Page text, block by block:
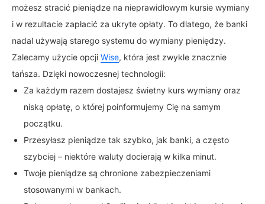
możesz stracić pieniądze na nieprawidłowym kursie wymiany
i w rezultacie zapłacić za ukryte opłaty. To dlatego, że banki
nadal używają starego systemu do wymiany pieniędzy.
Zalecamy użycie opcji Wise, która jest zwykle znacznie
tańsza. Dzięki nowoczesnej technologii:
Za każdym razem dostajesz świetny kurs wymiany oraz
niską opłatę, o której poinformujemy Cię na samym
początku.
Przesyłasz pieniądze tak szybko, jak banki, a często
szybciej – niektóre waluty docierają w kilka minut.
Twoje pieniądze są chronione zabezpieczeniami
stosowanymi w bankach.